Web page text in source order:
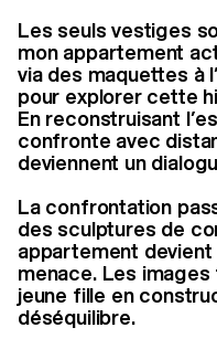
Les seuls vestiges
mon appartement
via des maquettes à
pour explorer cette
En reconstruisant
confronte avec
deviennent un
La confrontation
des sculptures de
appartement
menace. Les images
jeune fille en
déséquilibre.